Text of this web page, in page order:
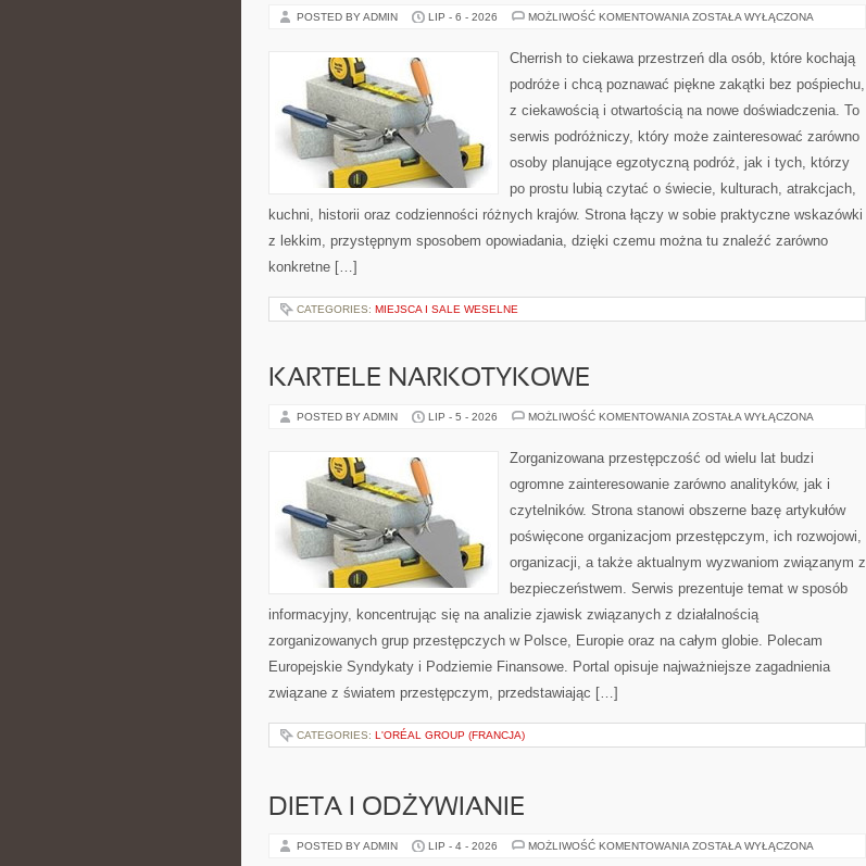
POSTED BY ADMIN LIP - 6 - 2026 MOŻLIWOŚĆ KOMENTOWANIA AUSTRALIA
ZOSTAŁA WYŁĄCZONA
Cherrish to ciekawa przestrzeń dla osób, które kochają
podróże i chcą poznawać piękne zakątki bez pośpiechu,
z ciekawością i otwartością na nowe doświadczenia. To
serwis podróżniczy, który może zainteresować zarówno
osoby planujące egzotyczną podróż, jak i tych, którzy
po prostu lubią czytać o świecie, kulturach, atrakcjach,
kuchni, historii oraz codzienności różnych krajów. Strona łączy w sobie praktyczne wskazówki
z lekkim, przystępnym sposobem opowiadania, dzięki czemu można tu znaleźć zarówno
konkretne […]
CATEGORIES: MIEJSCA I SALE WESELNE
KARTELE NARKOTYKOWE
POSTED BY ADMIN LIP - 5 - 2026 MOŻLIWOŚĆ KOMENTOWANIA KARTELE
ZOSTAŁA WYŁĄCZONA
Zorganizowana przestępczość od wielu lat budzi
ogromne zainteresowanie zarówno analityków, jak i
czytelników. Strona stanowi obszerne bazę artykułów
poświęcone organizacjom przestępczym, ich rozwojowi,
organizacji, a także aktualnym wyzwaniom związanym z
bezpieczeństwem. Serwis prezentuje temat w sposób
informacyjny, koncentrując się na analizie zjawisk związanych z działalnością
zorganizowanych grup przestępczych w Polsce, Europie oraz na całym globie. Polecam
Europejskie Syndykaty i Podziemie Finansowe. Portal opisuje najważniejsze zagadnienia
związane z światem przestępczym, przedstawiając […]
CATEGORIES: L'ORÉAL GROUP (FRANCJA)
DIETA I ODŻYWIANIE
POSTED BY ADMIN LIP - 4 - 2026 MOŻLIWOŚĆ KOMENTOWANIA DIETA
ZOSTAŁA WYŁĄCZONA